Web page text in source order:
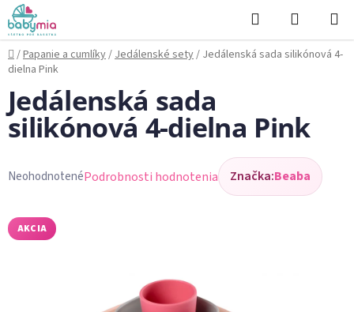
Prejsť
na
obsah
Hľadať
KOŠÍK
Domov
/Papanie a cumlíky/Jedálenské sety/ Jedálenská sada silikónová 4-
dielna Pink
Jedálenská sada
silikónová 4-dielna Pink
Priemerné
produktu
NeohodnotenéPodrobnosti hodnotenia Značka:Beaba
AKCIA